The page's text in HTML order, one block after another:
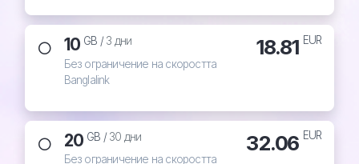
10 GB /3 дни
Без ограничение на скоростта
Banglalink
18.81 EUR
20 GB /30 дни
Без ограничение на скоростта
32.06 EUR